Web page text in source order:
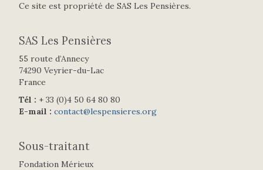
Ce site est propriété de SAS Les Pensières.
SAS Les Pensières
55 route d’Annecy
74290 Veyrier-du-Lac
France
Tél : + 33 (0)4 50 64 80 80
E-mail : contact@lespensieres.org
Sous-traitant
Fondation Mérieux